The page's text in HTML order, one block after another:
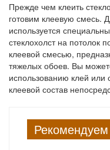
Прежде чем клеить
готовим клеевую смесь.
используется
стеклохолст на потолок
клеевой смесью,
тяжелых обоев. Вы
использованию клей или
клеевой состав